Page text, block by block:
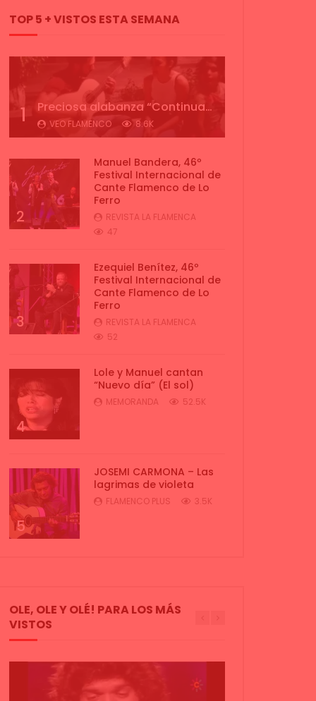
TOP 5 + VISTOS ESTA SEMANA
1 Preciosa alabanza “Continua” cantada por ALBA CORTES acompañada de IVAN a la guitarra | VEOFLAMENCO
VEO FLAMENCO 8.6K
2
Manuel Bandera, 46º
Festival Internacional de
Cante Flamenco de Lo
Ferro
REVISTA LA FLAMENCA
47
3
Ezequiel Benítez, 46º
Festival Internacional de
Cante Flamenco de Lo
Ferro
REVISTA LA FLAMENCA
52
4
Lole y Manuel cantan
“Nuevo día” (El sol)
MEMORANDA 52.5K
5
JOSEMI CARMONA – Las
lagrimas de violeta
FLAMENCO PLUS 3.5K
OLE, OLE Y OLÉ! PARA LOS MÁS
VISTOS